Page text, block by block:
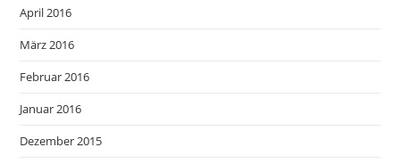
April 2016
März 2016
Februar 2016
Januar 2016
Dezember 2015